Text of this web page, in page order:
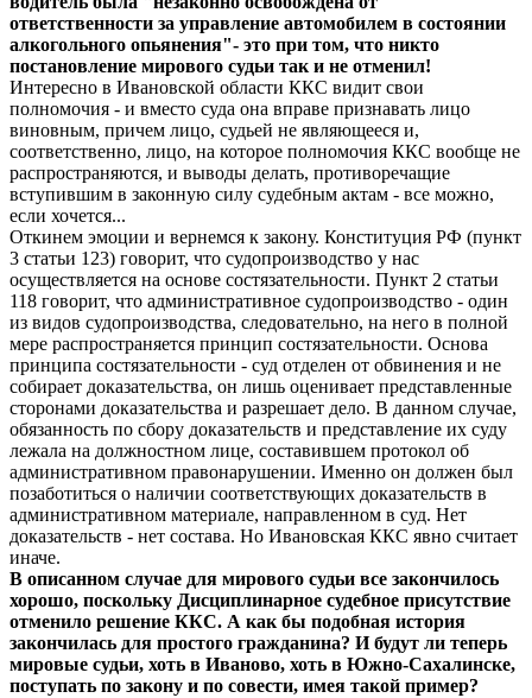
ответственности за управление автомобилем в состоянии
алкогольного опьянения"- это при том, что никто
постановление мирового судьи так и не отменил!
Интересно в Ивановской области ККС видит свои
полномочия - и вместо суда она вправе признавать лицо
виновным, причем лицо, судьей не являющееся и,
соответственно, лицо, на которое полномочия ККС вообще не
распространяются, и выводы делать, противоречащие
вступившим в законную силу судебным актам - все можно,
если хочется...
Откинем эмоции и вернемся к закону. Конституция РФ (пункт
3 статьи 123) говорит, что судопроизводство у нас
осуществляется на основе состязательности. Пункт 2 статьи
118 говорит, что административное судопроизводство - один
из видов судопроизводства, следовательно, на него в полной
мере распространяется принцип состязательности. Основа
принципа состязательности - суд отделен от обвинения и не
собирает доказательства, он лишь оценивает представленные
сторонами доказательства и разрешает дело. В данном случае,
обязанность по сбору доказательств и представление их суду
лежала на должностном лице, составившем протокол об
административном правонарушении. Именно он должен был
позаботиться о наличии соответствующих доказательств в
административном материале, направленном в суд. Нет
доказательств - нет состава. Но Ивановская ККС явно считает
иначе.
В описанном случае для мирового судьи все закончилось
хорошо, поскольку Дисциплинарное судебное присутствие
отменило решение ККС. А как бы подобная история
закончилась для простого гражданина? И будут ли теперь
мировые судьи, хоть в Иваново, хоть в Южно-Сахалинске,
поступать по закону и по совести, имея такой пример?